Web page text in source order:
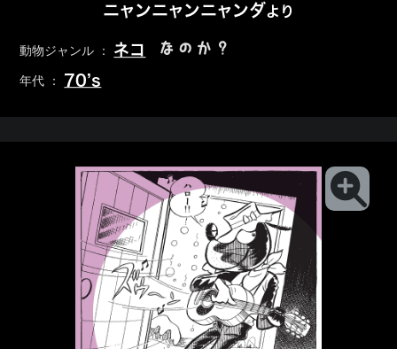
ニャンニャンニャンダより
動物ジャンル ： ネコ なのか？
年代 ： 70’s